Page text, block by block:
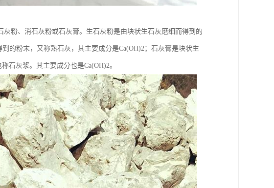
粉、消石灰粉或石灰膏。生石灰粉是由块状生石灰磨细而得到的
的粉末，又称熟石灰，其主要成分是Ca(OH)2；石灰膏是块状生
石灰浆。其主要成分也是Ca(OH)2。